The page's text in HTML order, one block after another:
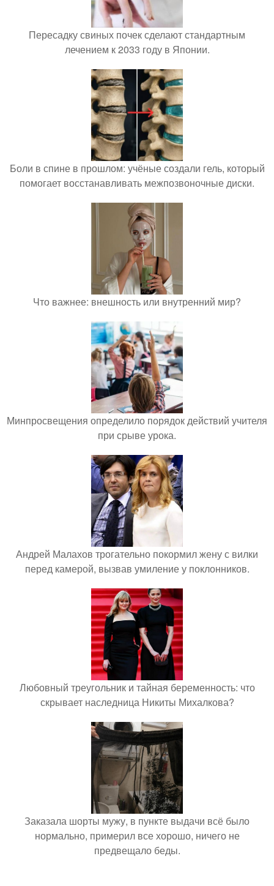
Пересадку свиных почек сделают стандартным
лечением к 2033 году в Японии.
Боли в спине в прошлом: учёные создали гель, который
помогает восстанавливать межпозвоночные диски.
Что важнее: внешность или внутренний мир?
Минпросвещения определило порядок действий учителя
при срыве урока.
Андрей Малахов трогательно покормил жену с вилки
перед камерой, вызвав умиление у поклонников.
Любовный треугольник и тайная беременность: что
скрывает наследница Никиты Михалкова?
Заказала шорты мужу, в пункте выдачи всё было
нормально, примерил все хорошо, ничего не
предвещало беды.